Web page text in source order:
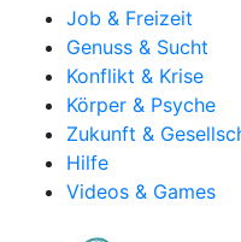
Job & Freizeit
Genuss & Sucht
Konflikt & Krise
Körper & Psyche
Zukunft &
Hilfe
Videos & Games